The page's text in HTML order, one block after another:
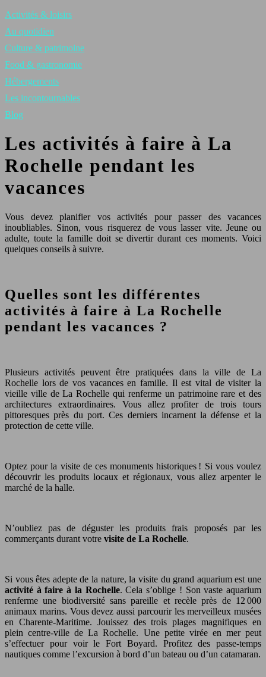
Activités & loisirs
Au quotidien
Culture & patrimoine
Food & gastronomie
Hébergements
Les incontournables
Blog
Les activités à faire à La
Rochelle pendant les
vacances
Vous devez planifier vos activités pour passer des vacances
inoubliables. Sinon, vous risquerez de vous lasser vite. Jeune ou
adulte, toute la famille doit se divertir durant ces moments. Voici
quelques conseils à suivre.
Quelles sont les différentes
activités à faire à La Rochelle
pendant les vacances ?
Plusieurs activités peuvent être pratiquées dans la ville de La
Rochelle lors de vos vacances en famille. Il est vital de visiter la
vieille ville de La Rochelle qui renferme un patrimoine rare et des
architectures extraordinaires. Vous allez profiter de trois tours
pittoresques près du port. Ces derniers incarnent la défense et la
protection de cette ville.
Optez pour la visite de ces monuments historiques ! Si vous voulez
découvrir les produits locaux et régionaux, vous allez arpenter le
marché de la halle.
N’oubliez pas de déguster les produits frais proposés par les
commerçants durant votre visite de La Rochelle.
Si vous êtes adepte de la nature, la visite du grand aquarium est une
activité à faire à la Rochelle. Cela s’oblige ! Son vaste aquarium
renferme une biodiversité sans pareille et recèle près de 12 000
animaux marins. Vous devez aussi parcourir les merveilleux musées
en Charente-Maritime. Jouissez des trois plages magnifiques en
plein centre-ville de La Rochelle. Une petite virée en mer peut
s’effectuer pour voir le Fort Boyard. Profitez des passe-temps
nautiques comme l’excursion à bord d’un bateau ou d’un catamaran.